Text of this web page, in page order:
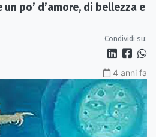
un po’ d’amore, di bellezza e
Condividi su:
4 anni fa